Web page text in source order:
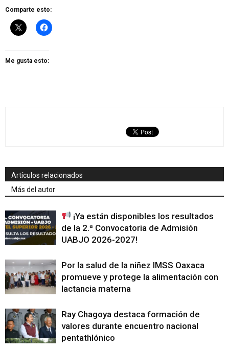
Comparte esto:
Me gusta esto:
Artículos relacionados
Más del autor
¡Ya están disponibles los resultados
de la 2.ª Convocatoria de Admisión
UABJO 2026-2027!
Por la salud de la niñez IMSS Oaxaca
promueve y protege la alimentación con
lactancia materna
Ray Chagoya destaca formación de
valores durante encuentro nacional
pentathlónico